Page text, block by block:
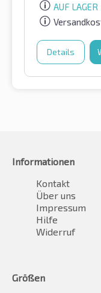
AUF LAGER
Details
Informationen
Kontakt
Über uns
Impressum
Hilfe
Widerruf
Größen